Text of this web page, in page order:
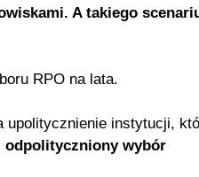
A takiego
RPO na lata.
upolitycznienie instytucji,
odpolityczniony wybór